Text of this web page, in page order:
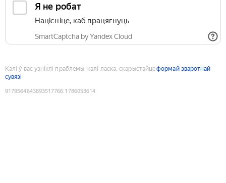
Я не робат
Націсніце, каб працягнуць
SmartCaptcha by Yandex Cloud
Калі ў вас узніклі праблемы, калі ласка, скарыстайцеформай зваротнай
сувязі
9179564643893517766:1786053614